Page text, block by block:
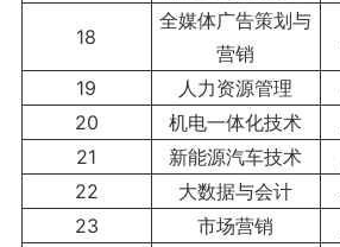
18
全媒体广告策划与
营销
19 人力资源管理
20
机电一体化技术
21
新能源汽车技术
22
大数据与会计
23
市场营销